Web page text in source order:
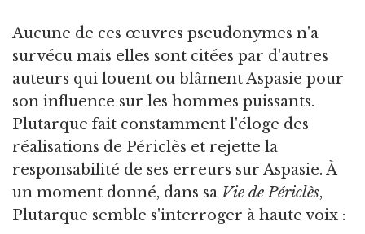
Aucune de ces œuvres pseudonymes n'a
survécu mais elles sont citées par d'autres
auteurs qui louent ou blâment Aspasie pour
son influence sur les hommes puissants.
Plutarque fait constamment l'éloge des
réalisations de Périclès et rejette la
responsabilité de ses erreurs sur Aspasie. À
un moment donné, dans sa Vie de Périclès,
Plutarque semble s'interroger à haute voix :